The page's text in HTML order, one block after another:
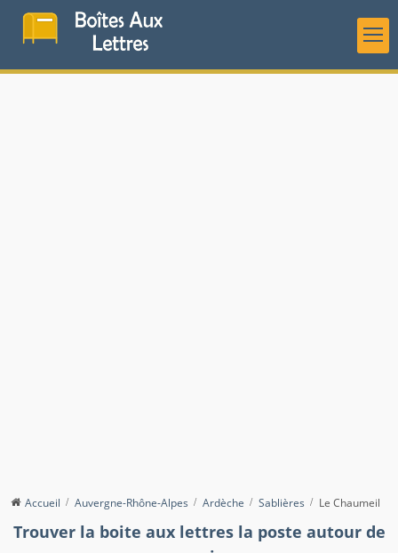
Accueil Auvergne-Rhône-Alpes Ardèche Sablières Le Chaumeil
Trouver la boite aux lettres la poste autour de